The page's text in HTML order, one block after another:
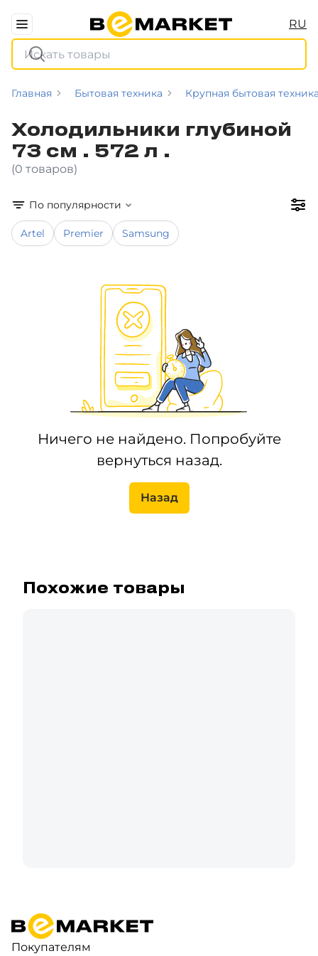
RU
Главная Бытовая техника Крупная бытовая
Холодильники глубиной
73 см . 572 л .
(0 товаров)
По популярности
Artel Premier Samsung
Ничего не найдено. Попробуйте
вернуться назад.
Назад
Похожие товары
Покупателям